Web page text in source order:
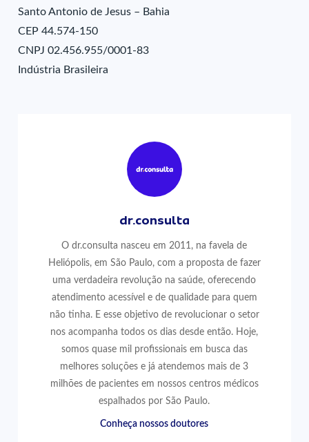
Santo Antonio de Jesus – Bahia
CEP 44.574-150
CNPJ 02.456.955/0001-83
Indústria Brasileira
dr.consulta
O dr.consulta nasceu em 2011, na favela de
Heliópolis, em São Paulo, com a proposta de fazer
uma verdadeira revolução na saúde, oferecendo
atendimento acessível e de qualidade para quem
não tinha. E esse objetivo de revolucionar o setor
nos acompanha todos os dias desde então. Hoje,
somos quase mil profissionais em busca das
melhores soluções e já atendemos mais de 3
milhões de pacientes em nossos centros médicos
espalhados por São Paulo.
Conheça nossos doutores